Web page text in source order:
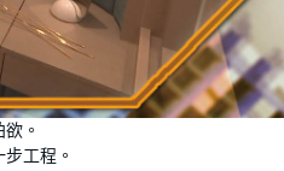
。
工程。